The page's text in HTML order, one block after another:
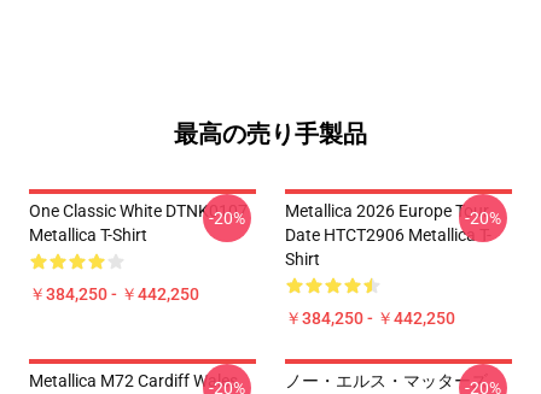
最高の売り手製品
One Classic White DTNK0107
Metallica T-Shirt
￥384,250 - ￥442,250
-20%
Metallica 2026 Europe Tour
Date HTCT2906 Metallica T-
Shirt
￥384,250 - ￥442,250
-20%
Metallica M72 Cardiff Wales
-20%
ノー・エルス・マッターズ
-20%